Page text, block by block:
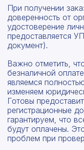
При получении
доверенность от
удостоверение
предоставляется
документ).
Важно отметить,
безналичной
являемся
изменяем
Готовы
регистрационные
гарантируем, что
будут оплачены.
проблем при
Даю согласие
Даю согласие